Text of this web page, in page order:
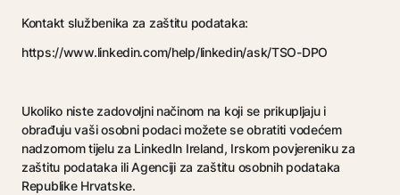
Kontakt službenika za zaštitu podataka:
https://www.linkedin.com/help/linkedin/ask/TSO-DPO
Ukoliko niste zadovoljni načinom na koji se prikupljaju i
obrađuju vaši osobni podaci možete se obratiti vodećem
nadzornom tijelu za LinkedIn Ireland, Irskom povjereniku za
zaštitu podataka ili Agenciji za zaštitu osobnih podataka
Republike Hrvatske.